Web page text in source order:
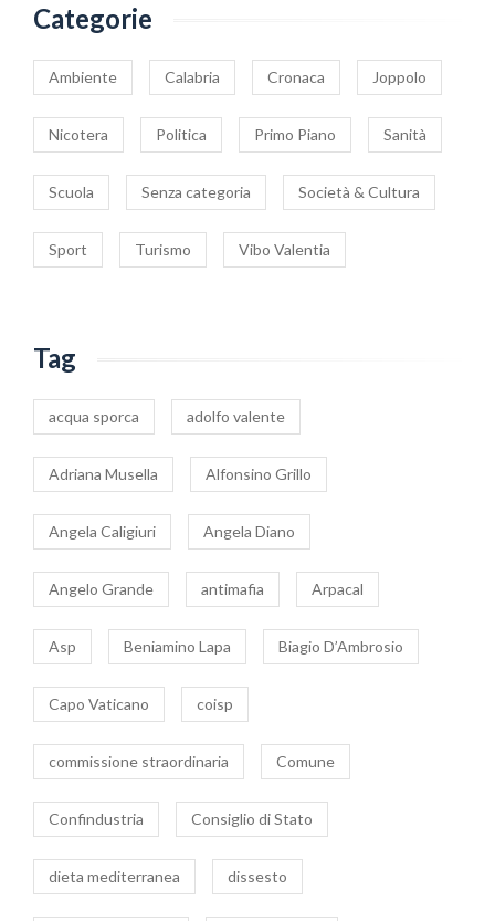
Categorie
Ambiente Calabria Cronaca Joppolo
Nicotera Politica Primo Piano Sanità
Scuola Senza categoria Società & Cultura
Sport Turismo Vibo Valentia
Tag
acqua sporca adolfo valente
Adriana Musella Alfonsino Grillo
Angela Caligiuri Angela Diano
Angelo Grande antimafia Arpacal
Asp Beniamino Lapa Biagio D’Ambrosio
Capo Vaticano coisp
commissione straordinaria Comune
Confindustria Consiglio di Stato
dieta mediterranea dissesto